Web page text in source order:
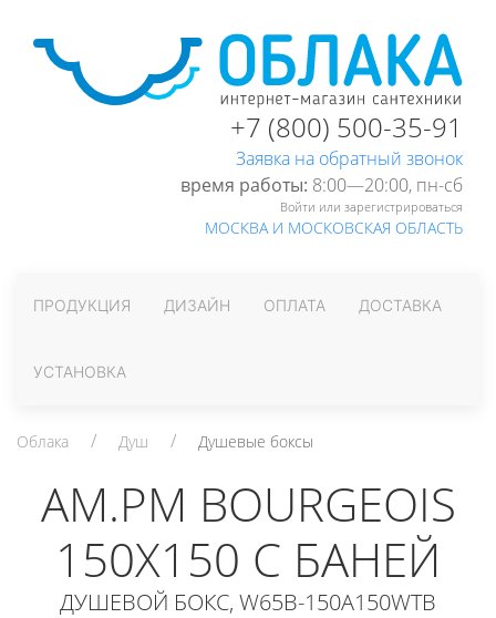
+7 (800) 500-35-91
Заявка на обратный звонок
время работы: 8:00—20:00, пн-cб
Войти или зарегистрироваться
МОСКВА И МОСКОВСКАЯ ОБЛАСТЬ
ПРОДУКЦИЯ ДИЗАЙН ОПЛАТА ДОСТАВКА
УСТАНОВКА
Облака Душ Душевые боксы
AM.PM BOURGEOIS
150X150 С БАНЕЙ
ДУШЕВОЙ БОКС, W65B-150A150WTB